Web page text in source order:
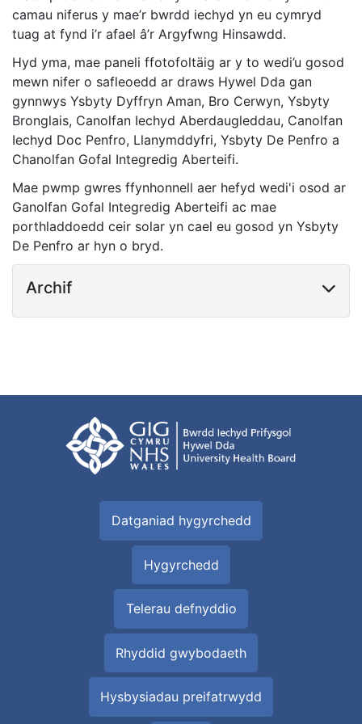
camau niferus y mae’r bwrdd iechyd yn eu cymryd
tuag at fynd i’r afael â’r Argyfwng Hinsawdd.
Hyd yma, mae paneli ffotofoltäig ar y to wedi’u gosod
mewn nifer o safleoedd ar draws Hywel Dda gan
gynnwys Ysbyty Dyffryn Aman, Bro Cerwyn, Ysbyty
Bronglais, Canolfan Iechyd Aberdaugleddau, Canolfan
Iechyd Doc Penfro, Llanymddyfri, Ysbyty De Penfro a
Chanolfan Gofal Integredig Aberteifi.
Mae pwmp gwres ffynhonnell aer hefyd wedi'i osod ar
Ganolfan Gofal Integredig Aberteifi ac mae
porthladdoedd ceir solar yn cael eu gosod yn Ysbyty
De Penfro ar hyn o bryd.
Archif
Datganiad hygyrchedd
Hygyrchedd
Telerau defnyddio
Rhyddid gwybodaeth
Hysbysiadau preifatrwydd